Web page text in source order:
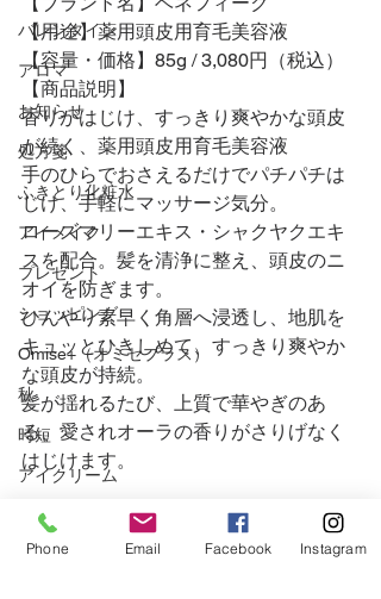
バレンタイン
アロマ
お知らせ
処方箋
ふきとり化粧水
アイメイク
プレゼント
ショッピング
Omise+（オミセプラス）
秋
時短
アイクリーム
コンシーラー
ツボ
【用途】薬用頭皮用育毛美容液
【容量・価格】85g / 3,080円（税込）
【商品説明】
香りがはじけ、すっきり爽やかな頭皮
が続く、薬用頭皮用育毛美容液
手のひらでおさえるだけでパチパチは
じけ、手軽にマッサージ気分。
ローズマリーエキス・シャクヤクエキ
スを配合。髪を清浄に整え、頭皮のニ
オイを防ぎます。
ひんやり素早く角層へ浸透し、地肌を
キュッとひきしめて、すっきり爽やか
な頭皮が持続。
髪が揺れるたび、上質で華やぎのあ
る、愛されオーラの香りがさりげなく
はじけます。
#資生堂 #shiseido
#ベネフィーク
Phone Email Facebook Instagram